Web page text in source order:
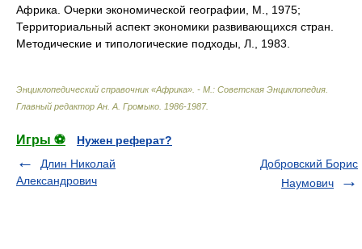
Африка. Очерки экономической географии, М., 1975;
Территориальный аспект экономики развивающихся стран.
Методические и типологические подходы, Л., 1983.
Энциклопедический справочник «Африка». - М.: Советская Энциклопедия
Главный редактор Ан. А. Громыко 1986-1987.
Игры ⚽
Нужен реферат?
Длин Николай
Александрович
Добровский Борис
Наумович